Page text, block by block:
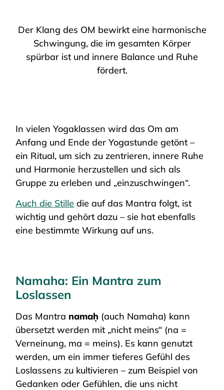
Der Klang des OM bewirkt eine harmonische
Schwingung, die im gesamten Körper
spürbar ist und innere Balance und Ruhe
fördert.
In vielen Yogaklassen wird das Om am
Anfang und Ende der Yogastunde getönt –
ein Ritual, um sich zu zentrieren, innere Ruhe
und Harmonie herzustellen und sich als
Gruppe zu erleben und „einzuschwingen“.
Auch die Stille die auf das Mantra folgt, ist
wichtig und gehört dazu – sie hat ebenfalls
eine bestimmte Wirkung auf uns.
Namaha: Ein Mantra zum
Loslassen
Das Mantra namaḥ (auch Namaha) kann
übersetzt werden mit „nicht meins“ (na =
Verneinung, ma = meins). Es kann genutzt
werden, um ein immer tieferes Gefühl des
Loslassens zu kultivieren – zum Beispiel von
Gedanken oder Gefühlen, die uns nicht